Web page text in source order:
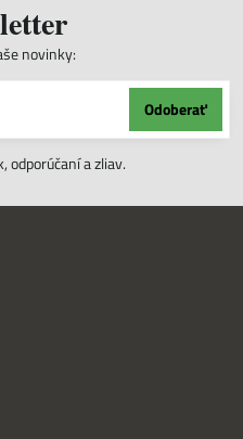
novinky:
Odoberať
odporúčaní a zliav.